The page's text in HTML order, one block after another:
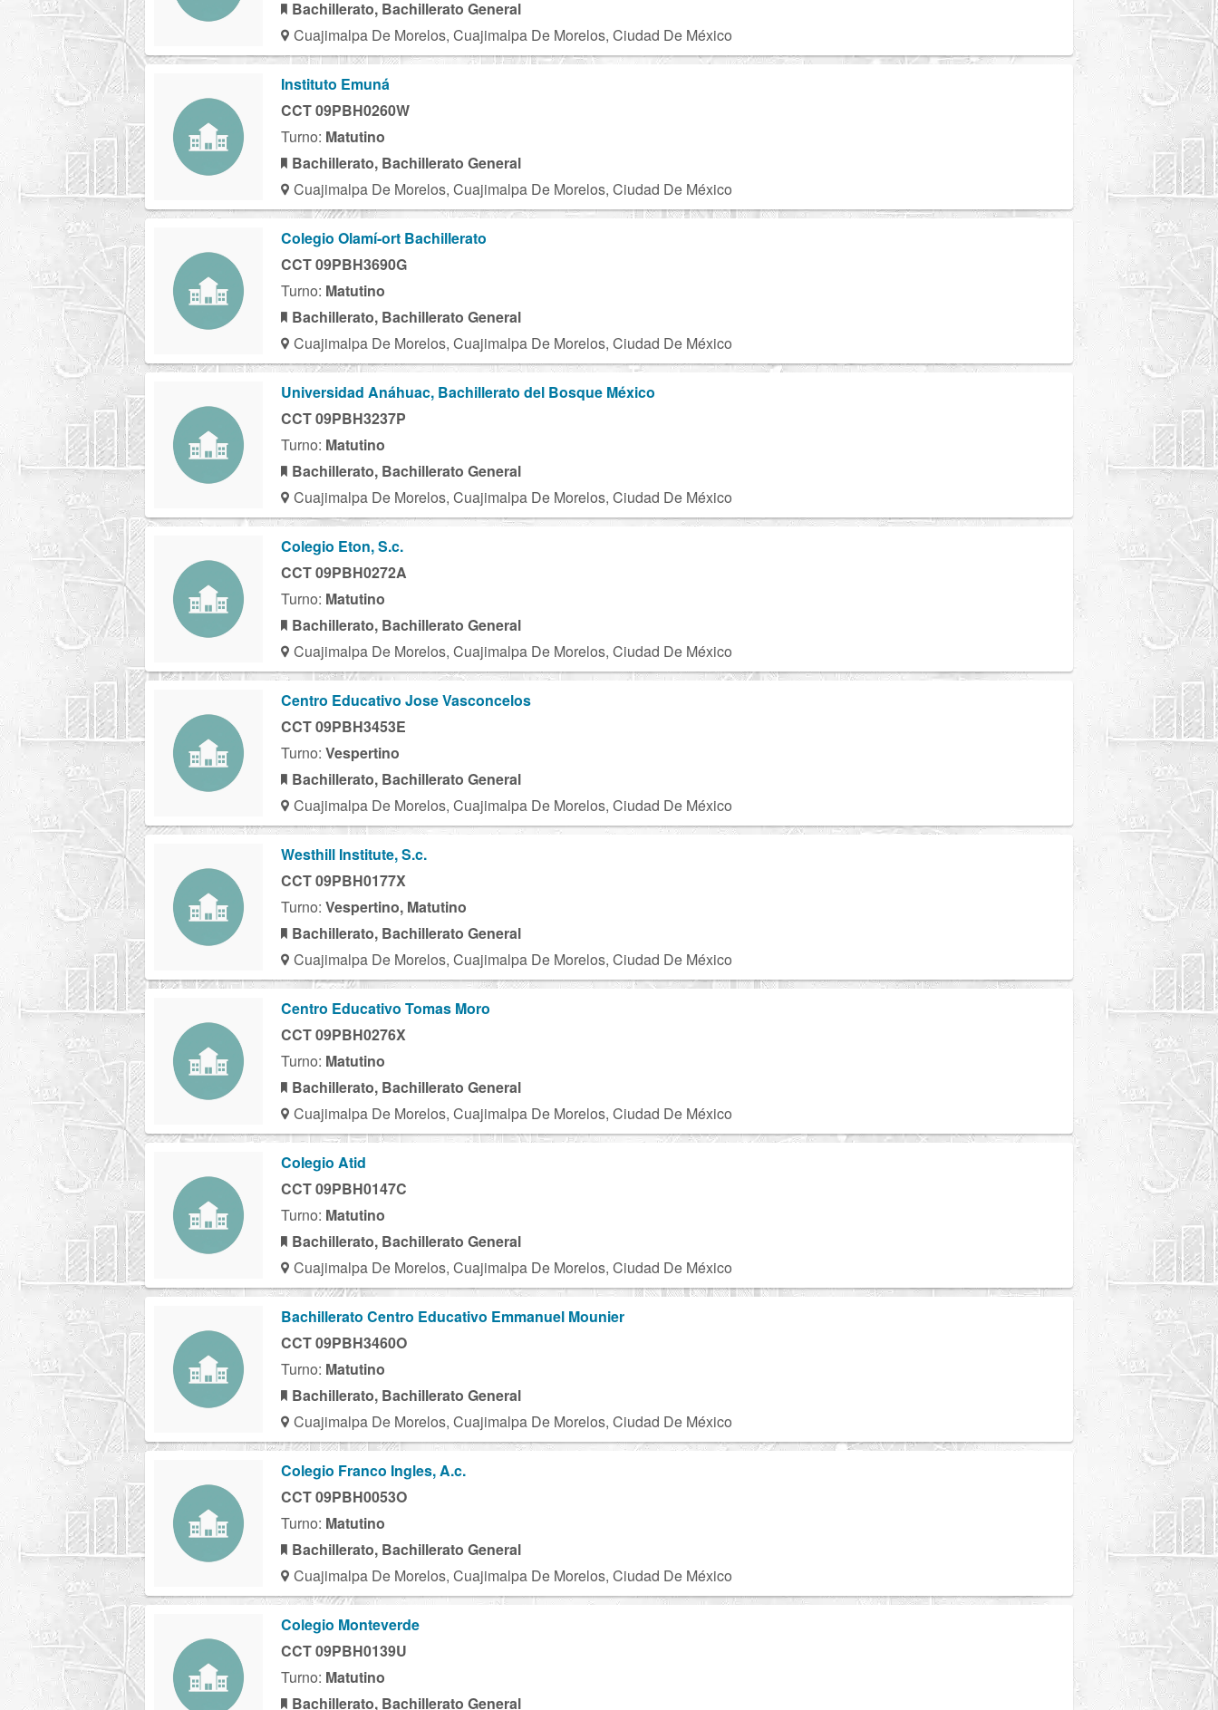
Bachillerato, Bachillerato General
Cuajimalpa De Morelos, Cuajimalpa De Morelos, Ciudad De México
Instituto Emuná
CCT 09PBH0260W
Turno: Matutino
Bachillerato, Bachillerato General
Cuajimalpa De Morelos, Cuajimalpa De Morelos, Ciudad De México
Colegio Olamí-ort Bachillerato
CCT 09PBH3690G
Turno: Matutino
Bachillerato, Bachillerato General
Cuajimalpa De Morelos, Cuajimalpa De Morelos, Ciudad De México
Universidad Anáhuac, Bachillerato del Bosque México
CCT 09PBH3237P
Turno: Matutino
Bachillerato, Bachillerato General
Cuajimalpa De Morelos, Cuajimalpa De Morelos, Ciudad De México
Colegio Eton, S.c.
CCT 09PBH0272A
Turno: Matutino
Bachillerato, Bachillerato General
Cuajimalpa De Morelos, Cuajimalpa De Morelos, Ciudad De México
Centro Educativo Jose Vasconcelos
CCT 09PBH3453E
Turno: Vespertino
Bachillerato, Bachillerato General
Cuajimalpa De Morelos, Cuajimalpa De Morelos, Ciudad De México
Westhill Institute, S.c.
CCT 09PBH0177X
Turno: Vespertino, Matutino
Bachillerato, Bachillerato General
Cuajimalpa De Morelos, Cuajimalpa De Morelos, Ciudad De México
Centro Educativo Tomas Moro
CCT 09PBH0276X
Turno: Matutino
Bachillerato, Bachillerato General
Cuajimalpa De Morelos, Cuajimalpa De Morelos, Ciudad De México
Colegio Atid
CCT 09PBH0147C
Turno: Matutino
Bachillerato, Bachillerato General
Cuajimalpa De Morelos, Cuajimalpa De Morelos, Ciudad De México
Bachillerato Centro Educativo Emmanuel Mounier
CCT 09PBH3460O
Turno: Matutino
Bachillerato, Bachillerato General
Cuajimalpa De Morelos, Cuajimalpa De Morelos, Ciudad De México
Colegio Franco Ingles, A.c.
CCT 09PBH0053O
Turno: Matutino
Bachillerato, Bachillerato General
Cuajimalpa De Morelos, Cuajimalpa De Morelos, Ciudad De México
Colegio Monteverde
CCT 09PBH0139U
Turno: Matutino
Bachillerato, Bachillerato General